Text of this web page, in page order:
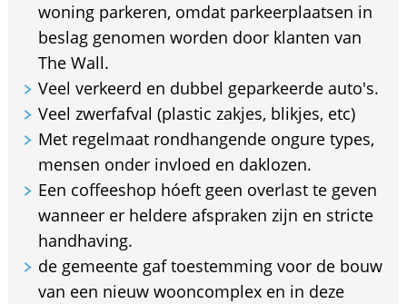
woning parkeren, omdat parkeerplaatsen in
beslag genomen worden door klanten van
The Wall.
Veel verkeerd en dubbel geparkeerde auto's.
Veel zwerfafval (plastic zakjes, blikjes, etc)
Met regelmaat rondhangende ongure types,
mensen onder invloed en daklozen.
Een coffeeshop hóeft geen overlast te geven
wanneer er heldere afspraken zijn en stricte
handhaving.
de gemeente gaf toestemming voor de bouw
van een nieuw wooncomplex en in deze